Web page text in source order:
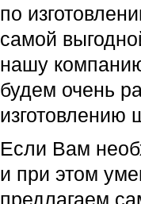
по
самой
нашу
будем очень
изготовлению
Если Вам
и при этом
предлагаем